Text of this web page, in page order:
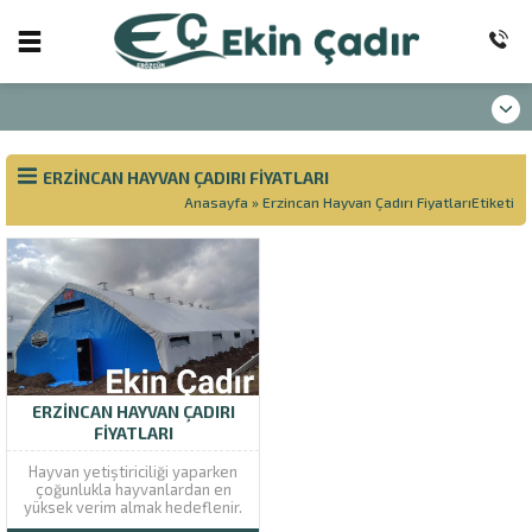
ERZINCAN HAYVAN ÇADIRI FIYATLARI
Anasayfa » Erzincan Hayvan Çadırı FiyatlarıEtiketi
ERZINCAN HAYVAN ÇADIRI
FIYATLARI
Hayvan yetiştiriciliği yaparken
çoğunlukla hayvanlardan en
yüksek verim almak hedeflenir.
Hayvanlardan en iyi şekilde